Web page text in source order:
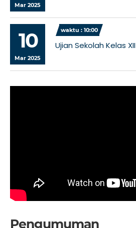
Mar 2025
10
Mar 2025
waktu : 10:00
Ujian Sekolah Kelas XII
Pengumuman